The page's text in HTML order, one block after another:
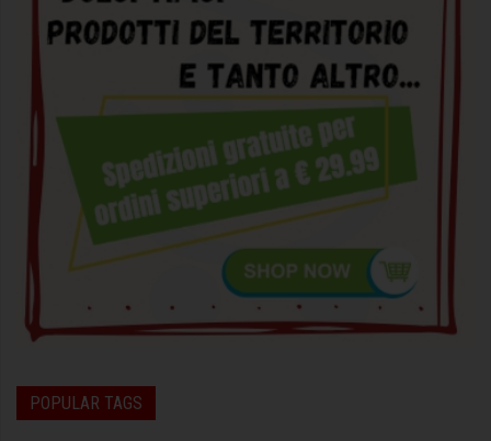
POPULAR TAGS